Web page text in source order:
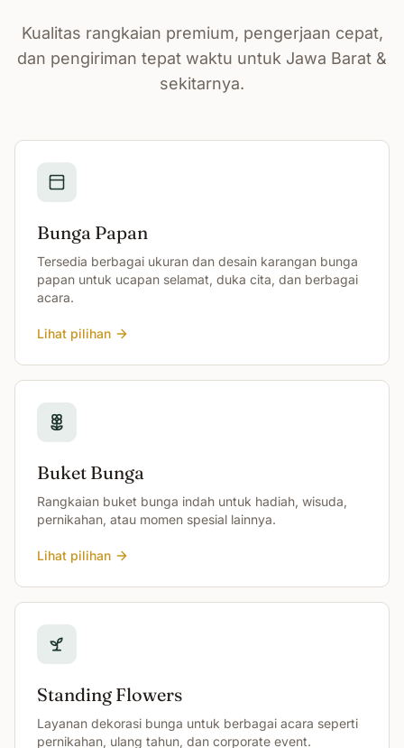
Kualitas rangkaian premium, pengerjaan cepat,
dan pengiriman tepat waktu untuk Jawa Barat &
sekitarnya.
Bunga Papan
Tersedia berbagai ukuran dan desain karangan bunga
papan untuk ucapan selamat, duka cita, dan berbagai
acara.
Lihat pilihan
Buket Bunga
Rangkaian buket bunga indah untuk hadiah, wisuda,
pernikahan, atau momen spesial lainnya.
Lihat pilihan
Standing Flowers
Layanan dekorasi bunga untuk berbagai acara seperti
pernikahan, ulang tahun, dan corporate event.